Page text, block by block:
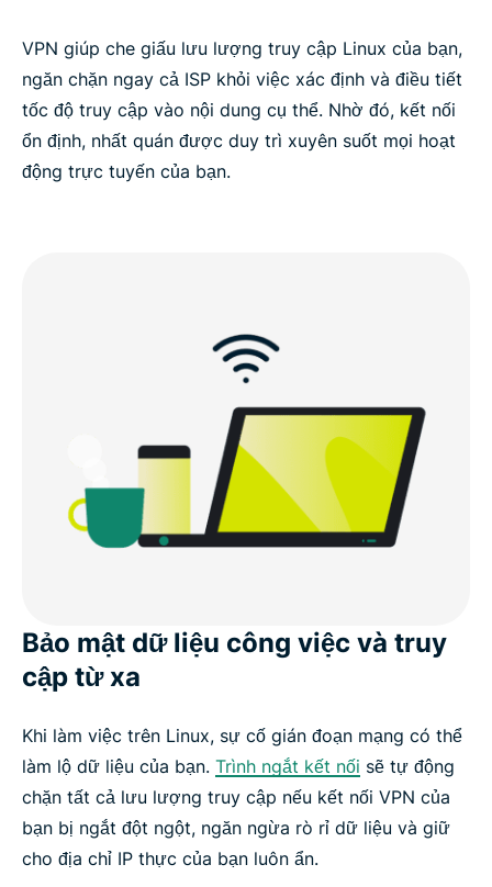
VPN giúp che giấu lưu lượng truy cập Linux của bạn,
ngăn chặn ngay cả ISP khỏi việc xác định và điều tiết
tốc độ truy cập vào nội dung cụ thể. Nhờ đó, kết nối
ổn định, nhất quán được duy trì xuyên suốt mọi hoạt
động trực tuyến của bạn.
Bảo mật dữ liệu công việc và truy
cập từ xa
Khi làm việc trên Linux, sự cố gián đoạn mạng có thể
làm lộ dữ liệu của bạn. Trình ngắt kết nối sẽ tự động
chặn tất cả lưu lượng truy cập nếu kết nối VPN của
bạn bị ngắt đột ngột, ngăn ngừa rò rỉ dữ liệu và giữ
cho địa chỉ IP thực của bạn luôn ẩn.